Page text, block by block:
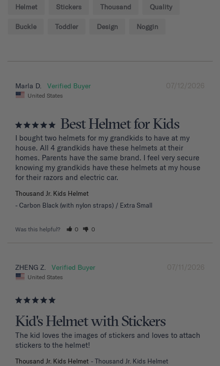
Helmet Stickers Thousand Quality
Buckle Toddler Design Noggin
07/12/2026
Marla D.
United States
Best Helmet for Kids
I bought two helmets for my grandkids to have at my
house. All 4 grandkids have these helmets at their
homes. Parents have the same brand. I feel very secure
knowing my grandkids have these helmets at my house
for their razors and electric car.
Thousand Jr. Kids Helmet
Carbon Black (with nylon straps) / Extra Small
Was this helpful? 0 0
07/11/2026
ZHENG Z.
United States
Kid's Helmet with Stickers
The kid loves the images of stickers and loves to attach
stickers to the helmet!
Thousand Jr. Kids Helmet Thousand Jr. Kids Helmet